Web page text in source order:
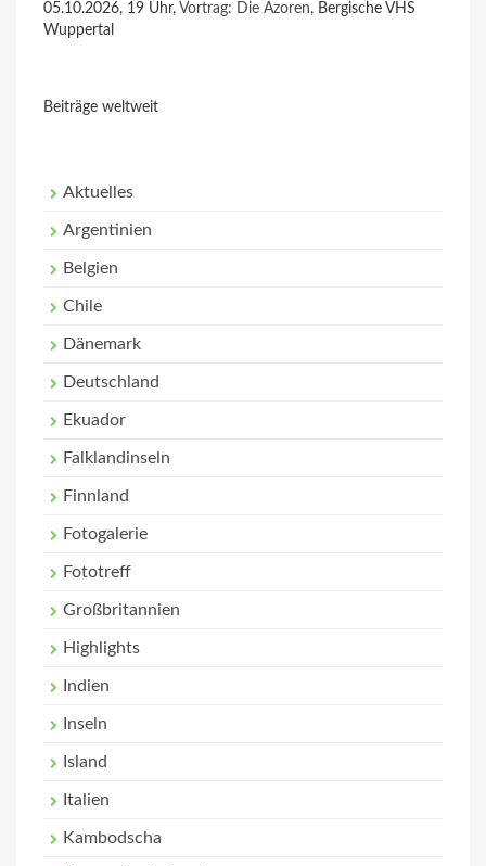
05.10.2026, 19 Uhr, Vortrag: Die Azoren, Bergische VHS
Wuppertal
Beiträge weltweit
Aktuelles
Argentinien
Belgien
Chile
Dänemark
Deutschland
Ekuador
Falklandinseln
Finnland
Fotogalerie
Fototreff
Großbritannien
Highlights
Indien
Inseln
Island
Italien
Kambodscha